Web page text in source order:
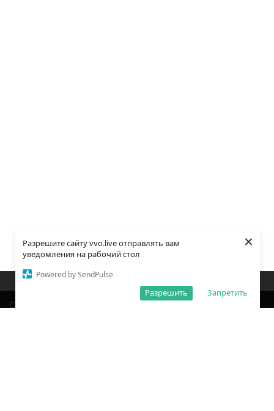
Разрешите сайту vvo.live отправлять вам
уведомления на рабочий стол
Powered by SendPulse
Запретить
Разрешить
×
Закладки Поиск Открыть меню
О редакции
Обработка персональных данных